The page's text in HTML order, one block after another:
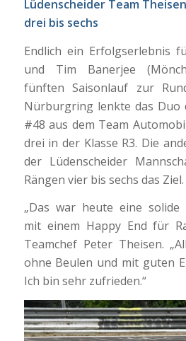
Lüdenscheider Team
drei bis sechs
Endlich ein Erfolgserlebnis
und Tim Banerjee
fünften Saisonlauf zur
Nürburgring lenkte das Duo
#48 aus dem Team
drei in der Klasse R3. Die
der Lüdenscheider
Rängen vier bis sechs das Ziel.
„Das war heute eine solide
mit einem Happy End für
Teamchef Peter Theisen.
ohne Beulen und mit guten
Ich bin sehr zufrieden.“